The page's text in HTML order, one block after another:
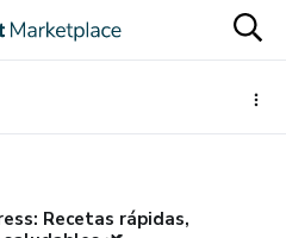
Recetas rápidas,